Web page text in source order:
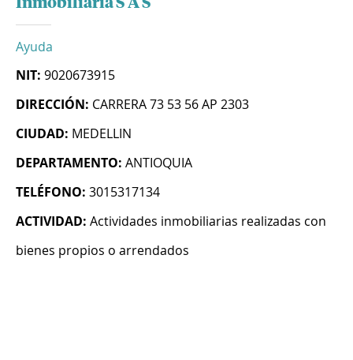
Inmobiliaria S A S
Ayuda
NIT: 9020673915
DIRECCIÓN: CARRERA 73 53 56 AP 2303
CIUDAD: MEDELLIN
DEPARTAMENTO: ANTIOQUIA
TELÉFONO: 3015317134
ACTIVIDAD: Actividades inmobiliarias realizadas con
bienes propios o arrendados